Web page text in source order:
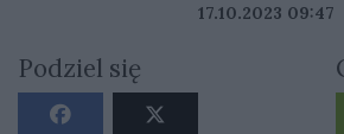
17.10.2023 09:47
Podziel się